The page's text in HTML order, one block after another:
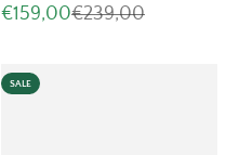
Aanbiedingsprijs
€159,00Normale prijs
€239,00
SALE